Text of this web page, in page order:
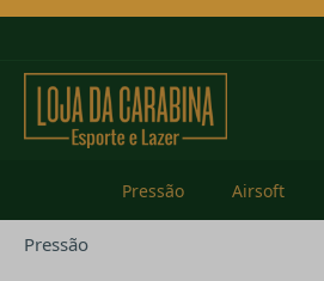
Pressão Airsoft
Pressão